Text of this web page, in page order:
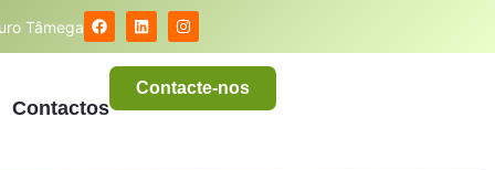
Tâmega
Contactos
Contacte-nos